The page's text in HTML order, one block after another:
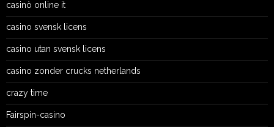
casinò online it
casino svensk licens
casino utan svensk licens
casino zonder crucks netherlands
crazy time
Fairspin-casino